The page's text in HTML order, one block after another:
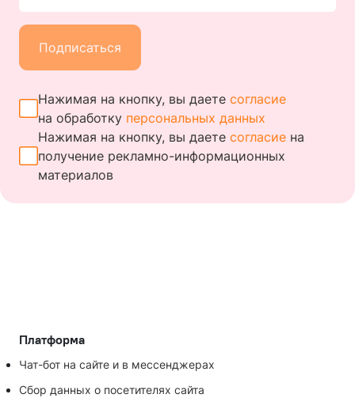
Подписаться
Нажимая на кнопку, вы даете согласие
на обработку персональных данных
Нажимая на кнопку, вы даете согласие на
получение рекламно-информационных
материалов
Платформа
Чат-бот на сайте и в мессенджерах
Сбор данных о посетителях сайта